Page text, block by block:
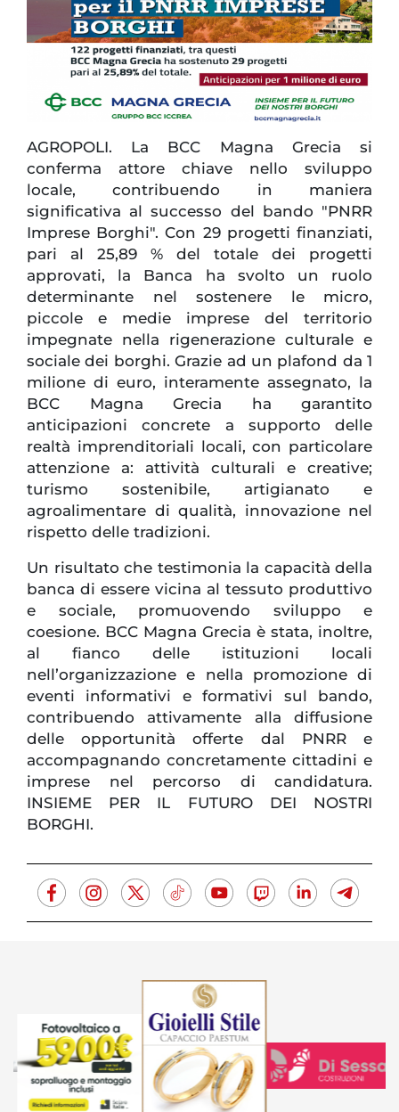
AGROPOLI. La BCC Magna Grecia si
conferma attore chiave nello sviluppo
locale, contribuendo in maniera
significativa al successo del bando "PNRR
Imprese Borghi". Con 29 progetti finanziati,
pari al 25,89 % del totale dei progetti
approvati, la Banca ha svolto un ruolo
determinante nel sostenere le micro,
piccole e medie imprese del territorio
impegnate nella rigenerazione culturale e
sociale dei borghi. Grazie ad un plafond da 1
milione di euro, interamente assegnato, la
BCC Magna Grecia ha garantito
anticipazioni concrete a supporto delle
realtà imprenditoriali locali, con particolare
attenzione a: attività culturali e creative;
turismo sostenibile, artigianato e
agroalimentare di qualità, innovazione nel
rispetto delle tradizioni.
Un risultato che testimonia la capacità della
banca di essere vicina al tessuto produttivo
e sociale, promuovendo sviluppo e
coesione. BCC Magna Grecia è stata, inoltre,
al fianco delle istituzioni locali
nell’organizzazione e nella promozione di
eventi informativi e formativi sul bando,
contribuendo attivamente alla diffusione
delle opportunità offerte dal PNRR e
accompagnando concretamente cittadini e
imprese nel percorso di candidatura.
INSIEME PER IL FUTURO DEI NOSTRI
BORGHI.